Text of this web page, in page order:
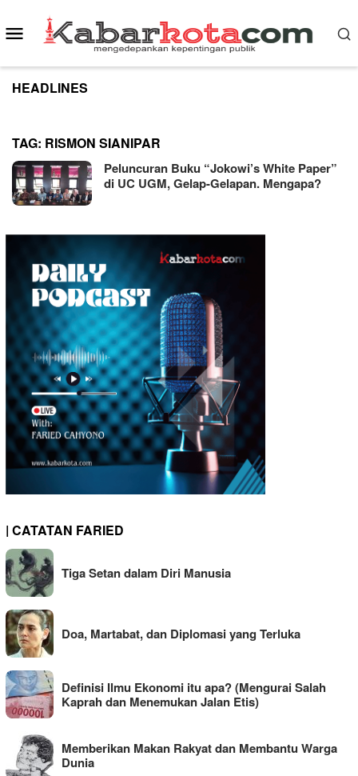
to
content
Mobile
Menu
HEADLINES
TAG: RISMON SIANIPAR
Peluncuran Buku “Jokowi’s White Paper”
di UC UGM, Gelap-Gelapan. Mengapa?
| CATATAN FARIED
Tiga Setan dalam Diri Manusia
Doa, Martabat, dan Diplomasi yang Terluka
Definisi Ilmu Ekonomi itu apa? (Mengurai Salah
Kaprah dan Menemukan Jalan Etis)
Memberikan Makan Rakyat dan Membantu Warga
Dunia